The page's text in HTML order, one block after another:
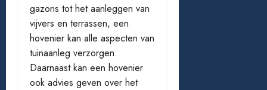
gazons tot het aanleggen van
vijvers en terrassen, een
hovenier kan alle aspecten van
tuinaanleg verzorgen.
Daarnaast kan een hovenier
ook advies geven over het